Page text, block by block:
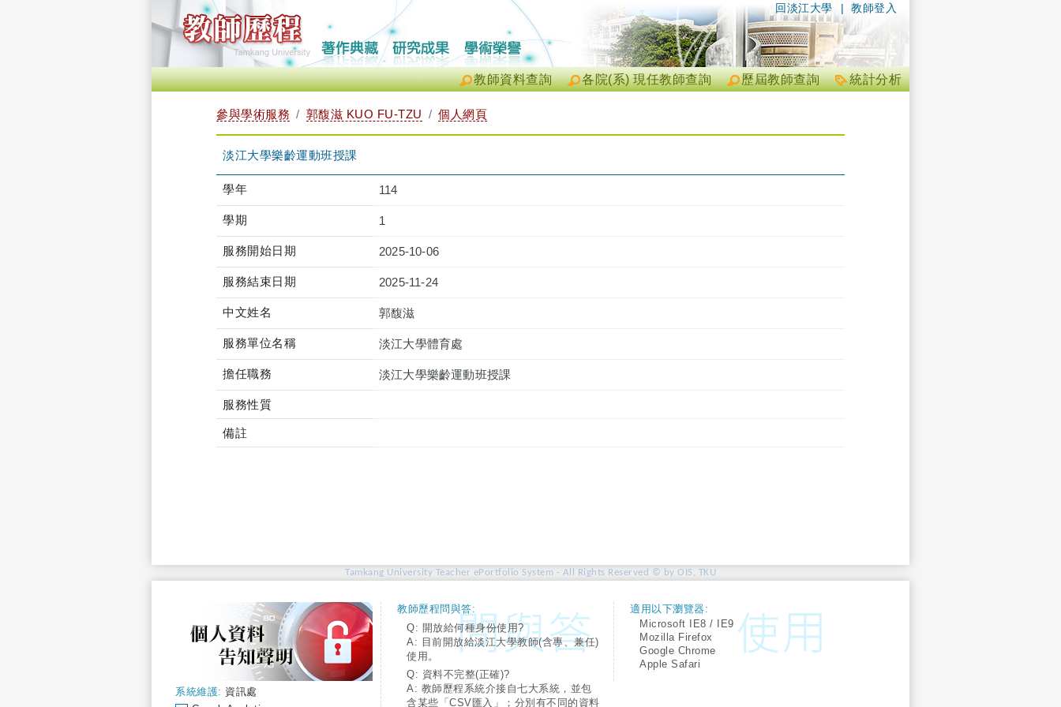
| 教師登入
回淡江大學
統計分析
歷屆教師查詢
各院(系) 現任教師查詢
教師資料查詢
參與學術服務 郭馥滋 KUO FU-TZU 個人網頁
淡江大學樂齡運動班授課
學年 114
學期 1
服務開始日期 2025-10-06
服務結束日期 2025-11-24
中文姓名 郭馥滋
服務單位名稱 淡江大學體育處
擔任職務 淡江大學樂齡運動班授課
服務性質
備註
Tamkang University Teacher ePortfolio System - All Rights Reserved © by OIS, TKU
系統維護: 資訊處
教師歷程問與答:
Q: 開放給何種身份使用?
A: 目前開放給淡江大學教師(含專、兼任)
使用。
Q: 資料不完整(正確)?
A: 教師歷程系統介接自七大系統，並包
含某些「CSV匯入」；分別有不同的資料
適用以下瀏覽器:
Microsoft IE8 / IE9
Mozilla Firefox
Google Chrome
Apple Safari